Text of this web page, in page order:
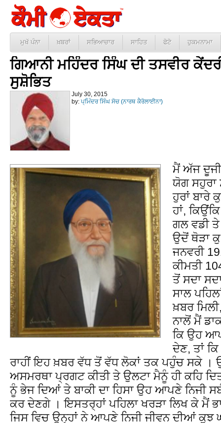
ਮੁਖੱ ਪੰਨਾ ਖ਼ਬਰਾਂ ਸਭਿਆਚਾਰ ਸਾਹਿਤ ਫੋਟੋ ਹੁਕਮਨਾਮਾ
ਗਿਆਨੀ ਮਹਿੰਦਰ ਸਿੰਘ ਦੀ ਤਸਵੀਰ
ਸੁਸ਼ੋਭਿਤ
July 30, 2015
by: ਪ੍ਮਿੰਦਰ ਸਿੰਘ ਸੋਚ (ਨਾਰਥ ਕੈਰੋਲਾਈਨਾ)
ਮੈਂ ਅੱਜ
ਯੋਗ ਸਹੁਰਾ
ਹੁਰਾਂ ਬਾਰੇ
ਹਾਂ,
ਗਲ ਵਡੀ ਤੇ
ਉਦੋਂ ਥੋੜਾ
ਜਨਵਰੀ
ਕੀਮਤੀ
ਤੋਂ ਸਦਾ
ਸਾਲ
ਖ਼ਬਰ
ਨਾਲੋਂ ਮੈਂ
ਕਿ ਉਹ
ਦੇਣ, ਤਾਂ
ਰਾਹੀਂ ਇਹ ਖ਼ਬਰ ਵੱਧ ਤੋਂ ਵੱਧ ਲੋਕਾਂ ਤਕ ਪਹੁੰਚ ਸਕੇ ।
ਅਸਮਰਥਾ ਪ੍ਰਗਟ ਕੀਤੀ ਤੇ ਉਲਟਾ ਮੈਨੂੰ ਹੀ ਕਹਿ
ਨੂੰ ਭੇਜ ਦਿਆਂ ਤੇ ਬਾਕੀ ਦਾ ਹਿਸਾ ਉਹ ਆਪਣੇ ਨਿਜੀ
ਕਰ ਦੇਣਗੇ । ਇਸਤਰ੍ਹਾਂ ਪਹਿਲਾ ਖਰੜਾ ਲਿਖ ਕੇ ਮੈਂ
ਜਿਸ ਵਿਚ ਉਨ੍ਹਾਂ ਨੇ ਆਪਣੇ ਨਿਜੀ ਜੀਵਨ ਦੀਆਂ ਕੁਝ